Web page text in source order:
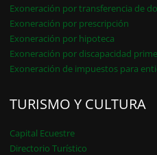
Exoneración por transferencia de
Exoneración por prescripción
Exoneración por hipoteca
Exoneración por discapacidad
Exoneración de impuestos para
TURISMO Y CULTURA
Capital Ecuestre
Directorio Turístico